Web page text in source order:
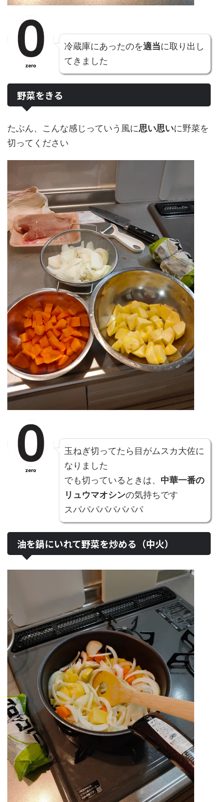
zero
冷蔵庫にあったのを適当に取り出し
てきました
野菜をきる
たぶん、こんな感じっていう風に思い思いに野菜を
切ってください
zero
玉ねぎ切ってたら目がムスカ大佐に
なりました
でも切っているときは、 中華一番の
リュウマオシンの気持ちです
スパパパパパパパパ
油を鍋にいれて野菜を炒める（中火）